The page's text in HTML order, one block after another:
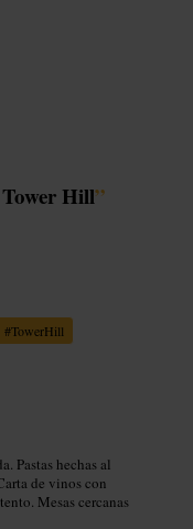
Hill”
#TowerHill
Pastas hechas al
de vinos con
Mesas cercanas